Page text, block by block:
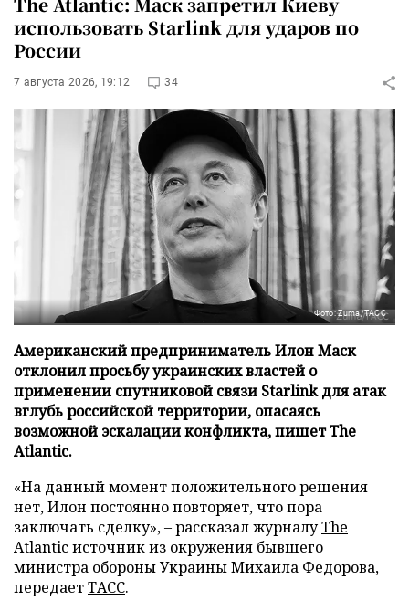
использовать Starlink для ударов по
России
7 августа 2026, 19:12 34
Фото: Zuma/ТАСС
Американский предприниматель Илон Маск
отклонил просьбу украинских властей о
применении спутниковой связи Starlink для атак
вглубь российской территории, опасаясь
возможной эскалации конфликта, пишет The
Atlantic.
«На данный момент положительного решения
нет, Илон постоянно повторяет, что пора
заключать сделку», – рассказал журналуThe
Atlanticисточник из окружения бывшего
министра обороны Украины Михаила Федорова,
передаетТАСС.